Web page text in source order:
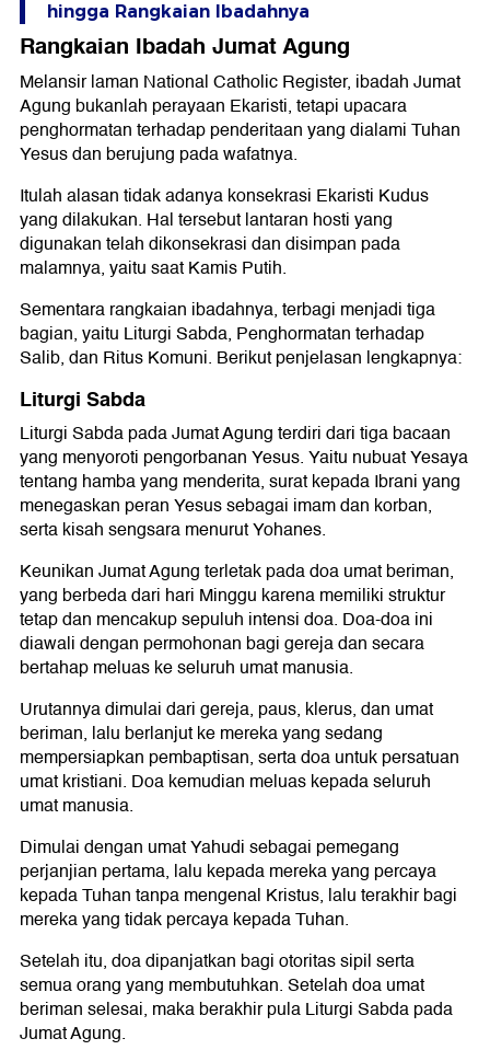
hingga Rangkaian Ibadahnya
Rangkaian Ibadah Jumat Agung
Melansir laman National Catholic Register, ibadah Jumat
Agung bukanlah perayaan Ekaristi, tetapi upacara
penghormatan terhadap penderitaan yang dialami Tuhan
Yesus dan berujung pada wafatnya.
Itulah alasan tidak adanya konsekrasi Ekaristi Kudus
yang dilakukan. Hal tersebut lantaran hosti yang
digunakan telah dikonsekrasi dan disimpan pada
malamnya, yaitu saat Kamis Putih.
Sementara rangkaian ibadahnya, terbagi menjadi tiga
bagian, yaitu Liturgi Sabda, Penghormatan terhadap
Salib, dan Ritus Komuni. Berikut penjelasan lengkapnya:
Liturgi Sabda
Liturgi Sabda pada Jumat Agung terdiri dari tiga bacaan
yang menyoroti pengorbanan Yesus. Yaitu nubuat Yesaya
tentang hamba yang menderita, surat kepada Ibrani yang
menegaskan peran Yesus sebagai imam dan korban,
serta kisah sengsara menurut Yohanes.
Keunikan Jumat Agung terletak pada doa umat beriman,
yang berbeda dari hari Minggu karena memiliki struktur
tetap dan mencakup sepuluh intensi doa. Doa-doa ini
diawali dengan permohonan bagi gereja dan secara
bertahap meluas ke seluruh umat manusia.
Urutannya dimulai dari gereja, paus, klerus, dan umat
beriman, lalu berlanjut ke mereka yang sedang
mempersiapkan pembaptisan, serta doa untuk persatuan
umat kristiani. Doa kemudian meluas kepada seluruh
umat manusia.
Dimulai dengan umat Yahudi sebagai pemegang
perjanjian pertama, lalu kepada mereka yang percaya
kepada Tuhan tanpa mengenal Kristus, lalu terakhir bagi
mereka yang tidak percaya kepada Tuhan.
Setelah itu, doa dipanjatkan bagi otoritas sipil serta
semua orang yang membutuhkan. Setelah doa umat
beriman selesai, maka berakhir pula Liturgi Sabda pada
Jumat Agung.